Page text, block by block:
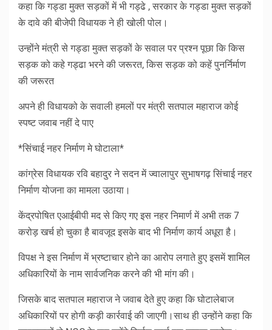
कहा कि गड्डा मुक्त सड़कों में भी गड्ढे , सरकार के गड्डा मुक्त सड़कों
के दावे की बीजेपी विधायक ने ही खोली पोल।
उन्होंने मंत्री से गड्डा मुक्त सड़कों के सवाल पर प्रश्न पूछा कि किस
सड़क को कहे गड्ढा भरने की जरूरत, किस सड़क को कहें पुनर्निर्माण
की जरूरत
अपने ही विधायको के सवाली हमलों पर मंत्री सतपाल महाराज कोई
स्पष्ट जवाब नहीं दे पाए
*सिंचाई नहर निर्माण मे घोटाला*
कांग्रेस विधायक रवि बहादुर ने सदन में ज्वालापुर सुभाषगढ़ सिंचाई नहर
निर्माण योजना का मामला उठाया।
केंद्रपोषित एआईबीपी मद से किए गए इस नहर निमार्ण में अभी तक 7
करोड़ खर्च हो चुका है बावजूद इसके बाद भी निर्माण कार्य अधूरा है।
विपक्ष ने इस निर्माण में भ्रष्टाचार होने का आरोप लगाते हुए इसमें शामिल
अधिकारियों के नाम सार्वजनिक करने की भी मांग की।
जिसके बाद सतपाल महाराज ने जवाब देते हुए कहा कि घोटालेबाज
अधिकारियों पर होगी कड़ी कार्रवाई की जाएगी।साथ ही उन्होंने कहा कि